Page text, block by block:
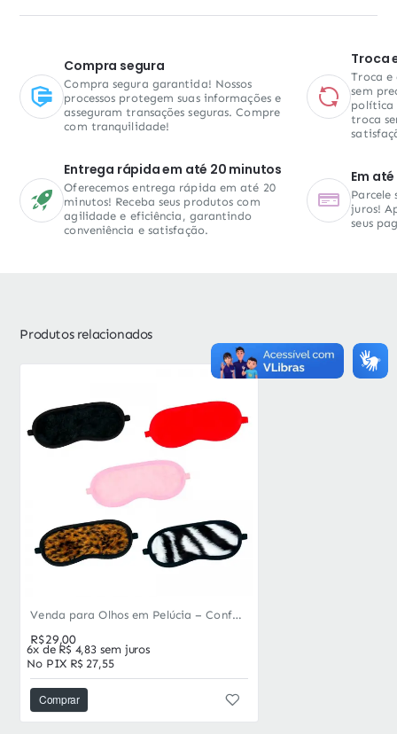
Compra segura
Compra segura garantida! Nossos
processos protegem suas informações e
asseguram transações seguras. Compre
com tranquilidade!
Entrega rápida em até 20 minutos
Oferecemos entrega rápida em até 20
minutos! Receba seus produtos com
agilidade e eficiência, garantindo
conveniência e satisfação.
Troca
Troca e
sem
política
troca
Em
Parcele
juros!
seus
Produtos relacionados
Venda para Olhos em Pelúcia – Conforto Aveludado, Cores Sortidas, Intensifique as Sensações
R$29,00
6x de R$ 4,83 sem juros
No PIX R$ 27,55
Comprar